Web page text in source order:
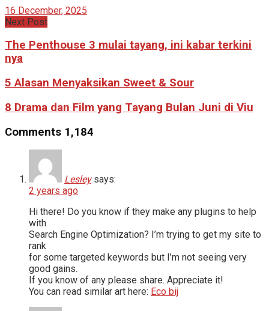
16 December, 2025
Next Post
The Penthouse 3 mulai tayang, ini kabar terkini
nya
5 Alasan Menyaksikan Sweet & Sour
8 Drama dan Film yang Tayang Bulan Juni di Viu
Comments 1,184
Lesley says:
2 years ago
Hi there! Do you know if they make any plugins to help
with
Search Engine Optimization? I’m trying to get my site to
rank
for some targeted keywords but I’m not seeing very
good gains.
If you know of any please share. Appreciate it!
You can read similar art here: Eco bij